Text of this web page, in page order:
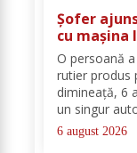
Șofer
cu mașina
O persoană
rutier produs
dimineață, 6
un singur
timp,
cu o
6 august 2026